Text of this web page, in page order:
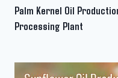
Palm Kernel Oil
Processing Plant